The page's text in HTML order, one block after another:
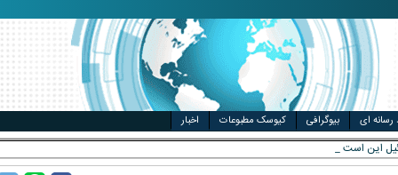
خودرو
رسانه ای بیوگرافی کیوسک مطبوعات اخبار